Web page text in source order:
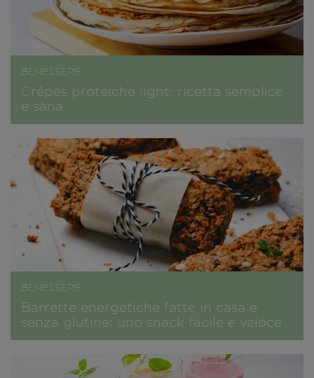
BENESSERE
Crêpes proteiche light: ricetta semplice
e sana
BENESSERE
Barrette energetiche fatte in casa e
senza glutine: uno snack facile e veloce